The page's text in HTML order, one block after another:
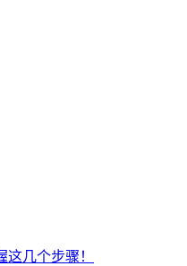
几个步骤！